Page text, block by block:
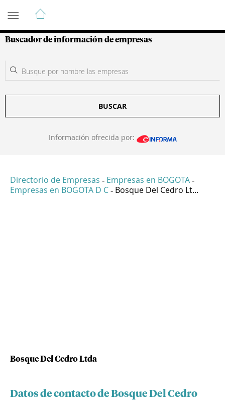
Guía de Empresas Colombianas
Buscador de información de empresas
BUSCAR
Información ofrecida por:
Directorio de Empresas - Empresas en BOGOTA -
Empresas en BOGOTA D C - Bosque Del Cedro Lt...
Bosque Del Cedro Ltda
Datos de contacto de Bosque Del Cedro